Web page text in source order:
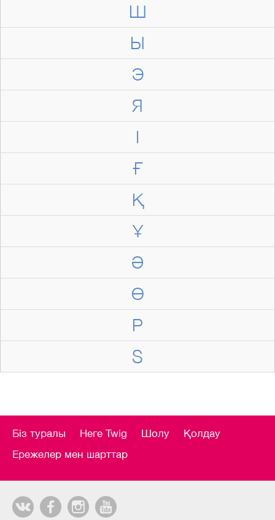
Ш
Ы
Э
Я
І
Ғ
Қ
Ұ
Ә
Ө
P
S
Біз туралы Неге Twig Шолу
Қолдау
Ережелер мен шарттар